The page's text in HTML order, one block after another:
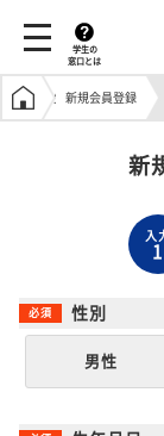
学生の
窓口とは
学生の窓口トップ
新規会員登録
新
入
1
性別
男性